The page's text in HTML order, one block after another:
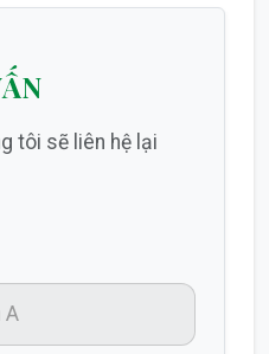
tôi sẽ liên hệ lại